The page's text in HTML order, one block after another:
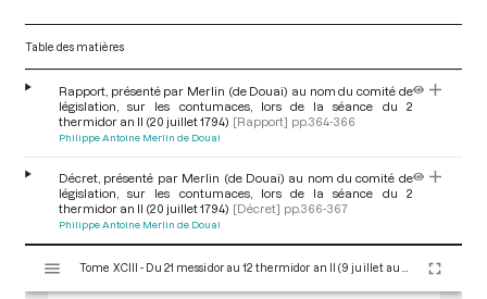
Table des matières
Rapport, présenté par Merlin (de Douai) au nom du comité de
législation, sur les contumaces, lors de la séance du 2
thermidor an II (20 juillet 1794) [Rapport] pp.364-366
Philippe Antoine Merlin de Douai
Décret, présenté par Merlin (de Douai) au nom du comité de
législation, sur les contumaces, lors de la séance du 2
thermidor an II (20 juillet 1794) [Décret] pp.366-367
Philippe Antoine Merlin de Douai